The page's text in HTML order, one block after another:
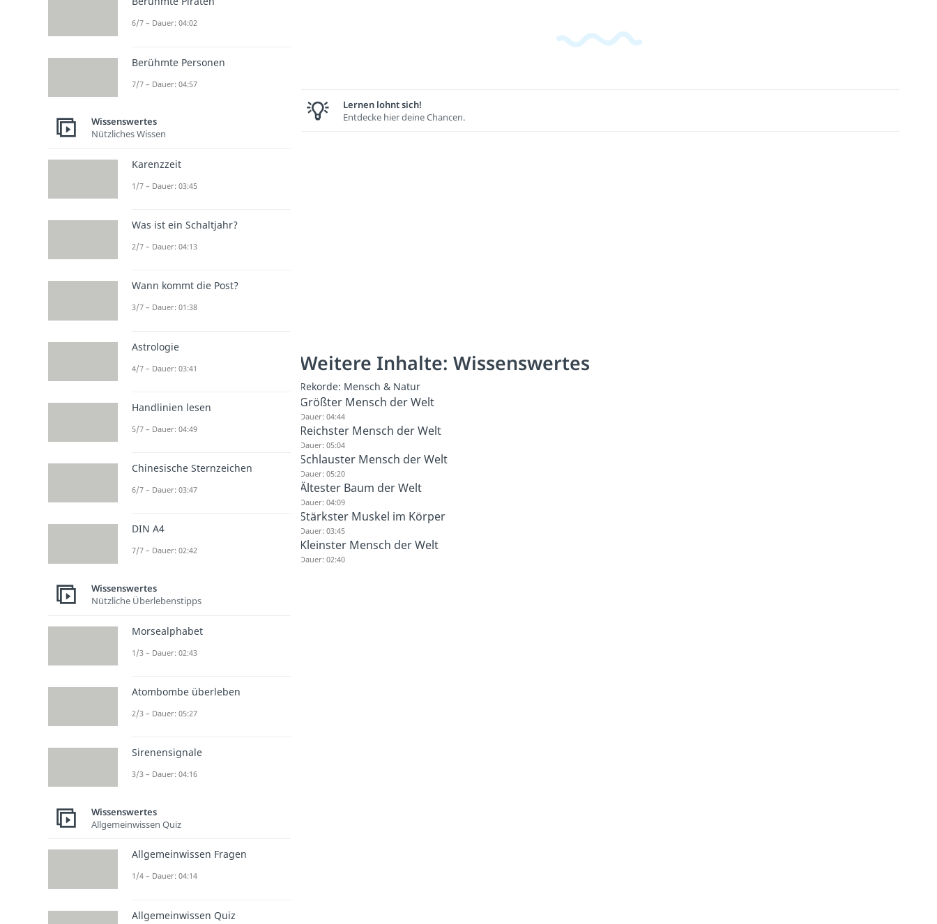
Lernen lohnt sich!
Entdecke hier deine Chancen.
Weitere Inhalte: Wissenswertes
Rekorde: Mensch & Natur
Größter Mensch der Welt
Dauer: 04:44
Reichster Mensch der Welt
Dauer: 05:04
Schlauster Mensch der Welt
Dauer: 05:20
Ältester Baum der Welt
Dauer: 04:09
Stärkster Muskel im Körper
Dauer: 03:45
Kleinster Mensch der Welt
Dauer: 02:40
6/7 – Dauer: 04:02
Berühmte Personen
7/7 – Dauer: 04:57
Wissenswertes
Nützliches Wissen
Karenzzeit
1/7 – Dauer: 03:45
Was ist ein Schaltjahr?
2/7 – Dauer: 04:13
Wann kommt die Post?
3/7 – Dauer: 01:38
Astrologie
4/7 – Dauer: 03:41
Handlinien lesen
5/7 – Dauer: 04:49
Chinesische Sternzeichen
6/7 – Dauer: 03:47
DIN A4
7/7 – Dauer: 02:42
Wissenswertes
Nützliche Überlebenstipps
Morsealphabet
1/3 – Dauer: 02:43
Atombombe überleben
2/3 – Dauer: 05:27
Sirenensignale
3/3 – Dauer: 04:16
Wissenswertes
Allgemeinwissen Quiz
Allgemeinwissen Fragen
1/4 – Dauer: 04:14
Allgemeinwissen Quiz